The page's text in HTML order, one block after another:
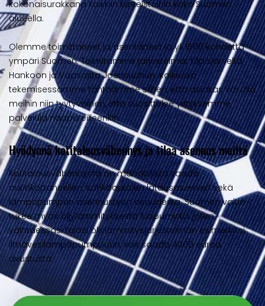
kokonaisurakkana kaikkiin kiinteistöihin koko Suomen
alueella.
Olemme toimittaneet ja asentaneet jo yli 1500 kohdetta
ympäri Suomen. Toimitamme järjestelmät Kilpisjärveltä
Hankoon ja Vaasasta Joensuuhun. Kaikessa
tekemisessämme tähtäämme siihen, että asiakas voi olla
meihin niin tyytyväinen, että suosittelee yrityksemme
palveluja naapureilleenkin.
Hyödynnä kotitalousvähennys ja tilaa asennus meiltä
Kotitalousvähennystä on mahdollista saada
aurinkopaneelien, sähköautojen latausasemien sekä
lämpöpumpun asennustyön osuudesta. Suomen valtio
tukee myös öljylämmityksestä luopumista, joten
vaihtaessasi talosi öljylämmitysjärjestelmän esimerkiksi
ilmavesilämpöpumppuun, voit saada 4000 euroa
avustusta.